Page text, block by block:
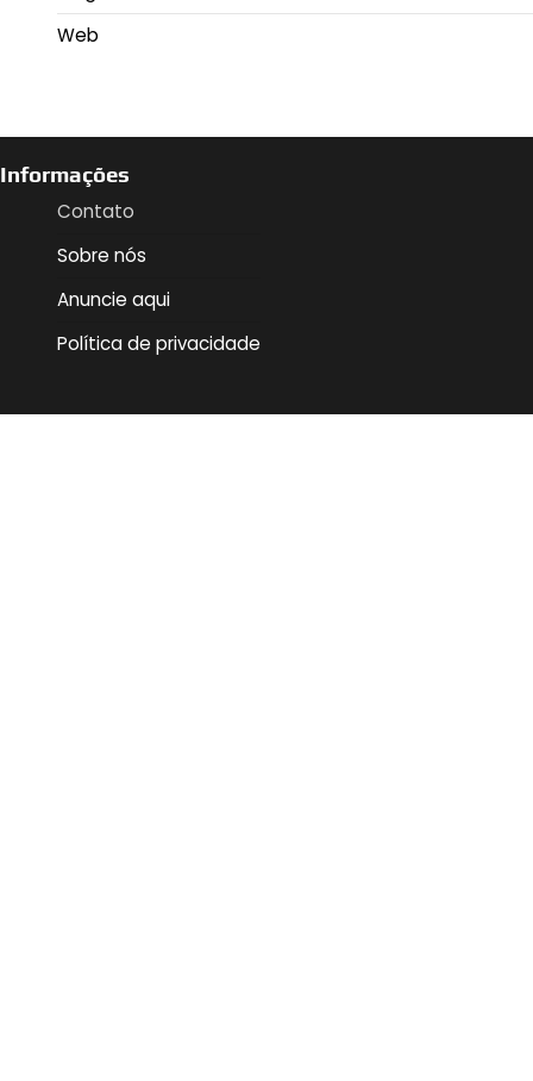
Web
Informações
Contato
Sobre nós
Anuncie aqui
Política de privacidade